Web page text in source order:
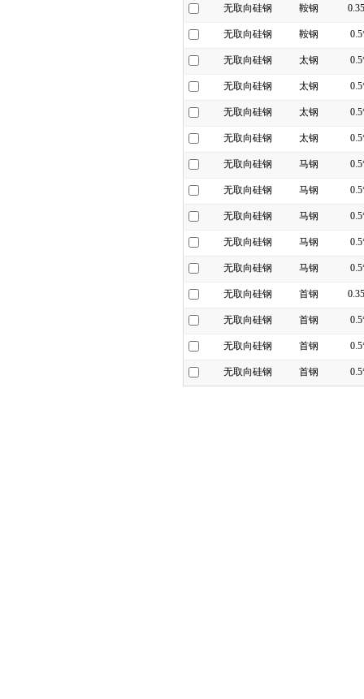
无取向硅钢 鞍钢
无取向硅钢 鞍钢
无取向硅钢 太钢
无取向硅钢 太钢
无取向硅钢 太钢
无取向硅钢 太钢
无取向硅钢 马钢
无取向硅钢 马钢
无取向硅钢 马钢
无取向硅钢 马钢
无取向硅钢 马钢
无取向硅钢 首钢
无取向硅钢 首钢
无取向硅钢 首钢
无取向硅钢 首钢